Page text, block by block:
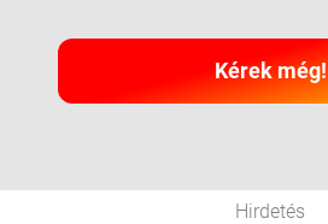
Kérek még!
Hirdetés